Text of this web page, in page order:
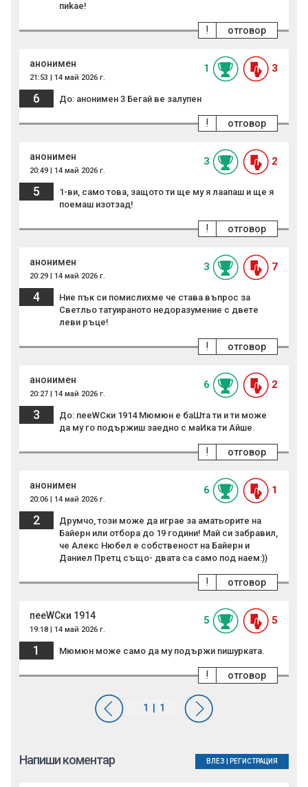
пиkае!
отговор
!
анонимен
21:53 | 14 май 2026 г.
1 3
6 До: анонимен 3 Бегай ве залупен
отговор
!
анонимен
20:49 | 14 май 2026 г.
3 2
5
1-ви, само това, защото ти ще му я лаапаш и ще я
поемаш изотзад!
отговор
!
анонимен
20:29 | 14 май 2026 г.
3 7
4
Ние пък си помислихме че става въпрос за
Светльо татуираното недоразумение с двете
леви ръце!
отговор
!
анонимен
20:27 | 14 май 2026 г.
6 2
3
До: пееWCки 1914 Мюмюн е баШта ти и ти може
да му го подържиш заедно с маИка ти Айше.
отговор
!
анонимен
20:06 | 14 май 2026 г.
6 1
2
Друмчо, този може да играе за аматьорите на
Байерн или отбора до 19 години! Май си забравил,
че Алекс Нюбел е собственост на Байерн и
Даниел Претц също- двата са само под наем:))
отговор
!
пееWCки 1914
19:18 | 14 май 2026 г.
5 5
1 Мюмюн може само да му подържи nишypкaтa.
отговор
!
Напиши коментар ВЛЕЗ РЕГИСТРАЦИЯ